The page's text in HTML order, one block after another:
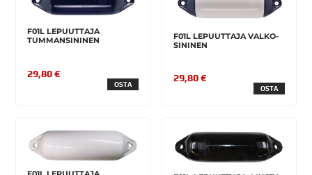
F01L LEPUUTTAJA
TUMMANSININEN
29,80 €
OSTA
F01L LEPUUTTAJA VALKO-
SININEN
29,80 €
OSTA